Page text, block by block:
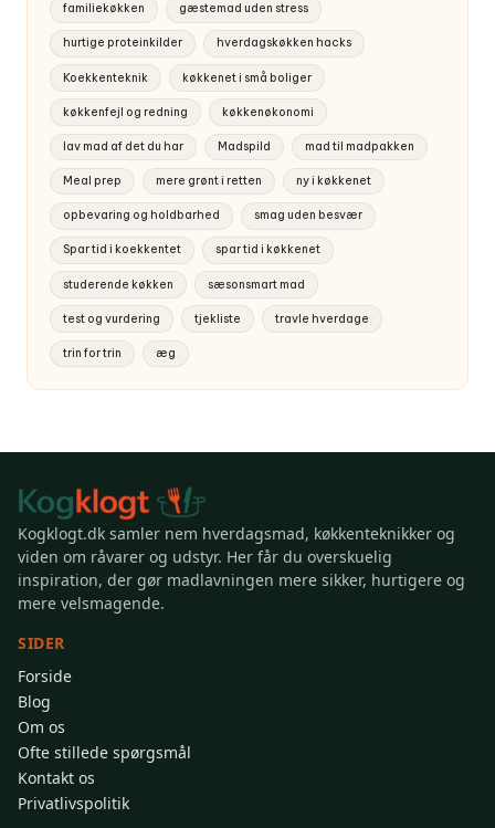
familiekøkken gæstemad uden stress
hurtige proteinkilder hverdagskøkken hacks
Koekkenteknik køkkenet i små boliger
køkkenfejl og redning køkkenøkonomi
lav mad af det du har Madspild mad til madpakken
Meal prep mere grønt i retten ny i køkkenet
opbevaring og holdbarhed smag uden besvær
Spar tid i koekkentet spar tid i køkkenet
studerende køkken sæsonsmart mad
test og vurdering tjekliste travle hverdage
trin for trin æg
Kogklogt.dk samler nem hverdagsmad, køkkenteknikker og
viden om råvarer og udstyr. Her får du overskuelig
inspiration, der gør madlavningen mere sikker, hurtigere og
mere velsmagende.
SIDER
Forside
Blog
Om os
Ofte stillede spørgsmål
Kontakt os
Privatlivspolitik